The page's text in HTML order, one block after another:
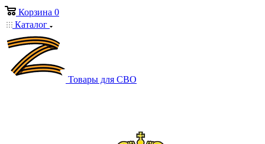
Корзина 0
Каталог
Товары для СВО